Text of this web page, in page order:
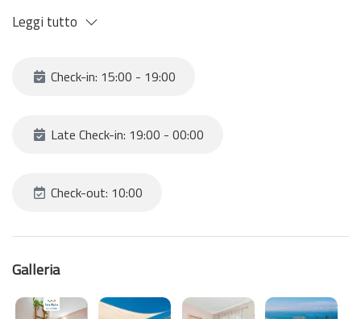
Ora non resta che prenotare la camera Salice presso
Leggi tutto
Check-in: 15:00 - 19:00
Late Check-in: 19:00 - 00:00
Check-out: 10:00
Galleria